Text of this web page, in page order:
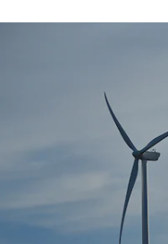
Shooting
New電気
Stationwagon
C-Class All-
Terrain
Stationwagon
E-Class All-